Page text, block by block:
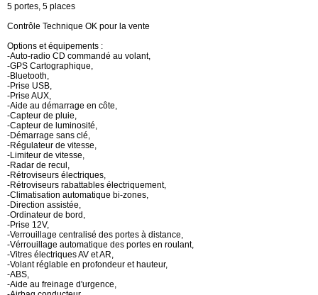
5 portes, 5 places
Contrôle Technique OK pour la vente
Options et équipements :
-Auto-radio CD commandé au volant,
-GPS Cartographique,
-Bluetooth,
-Prise USB,
-Prise AUX,
-Aide au démarrage en côte,
-Capteur de pluie,
-Capteur de luminosité,
-Démarrage sans clé,
-Régulateur de vitesse,
-Limiteur de vitesse,
-Radar de recul,
-Rétroviseurs électriques,
-Rétroviseurs rabattables électriquement,
-Climatisation automatique bi-zones,
-Direction assistée,
-Ordinateur de bord,
-Prise 12V,
-Verrouillage centralisé des portes à distance,
-Vérrouillage automatique des portes en roulant,
-Vitres électriques AV et AR,
-Volant réglable en profondeur et hauteur,
-ABS,
-Aide au freinage d'urgence,